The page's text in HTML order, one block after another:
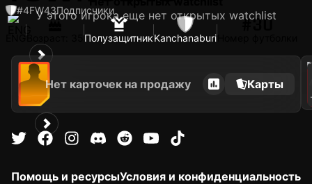
#4FW43Подписчики
ПолузащитникKanchanaburi
#30
У этого игрока еще нет открытых watchlist
Нет карточек на продажу Карты
2023
Помощь и ресурсыУсловия и конфиденциальность